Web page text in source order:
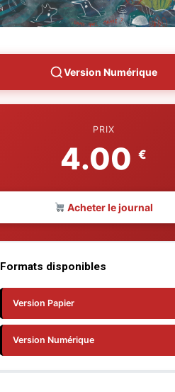
Version Numérique
PRIX
4.00 €
Acheter le journal
Formats disponibles
Version Papier
Version Numérique